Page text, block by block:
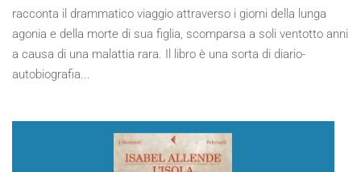
racconta il drammatico viaggio attraverso i giorni della lunga
agonia e della morte di sua figlia, scomparsa a soli ventotto anni
a causa di una malattia rara. Il libro è una sorta di diario-
autobiografia...